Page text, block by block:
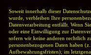
Soweit innerhalb dieser
wurde, verbleiben Ihre
Datenverarbeitung entfällt. Wenn
oder eine Einwilligung zur
sofern wir keine anderen rechtlich
personenbezogenen Daten haben
Aufbewahrungsfristen); im